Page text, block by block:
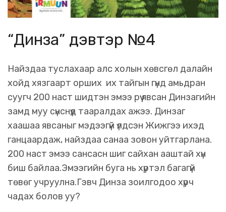
“Динза” дэвтэр №4
Найздаа туслахаар алс холын хөвсгөл далайн
хойд хязгаарт орших их тайгын гүнд амьдран
суугч 200 наст шидтэн эмээ рүү явсан Динзагийн
замд муу сүнснүүд тааралдах ажээ. Динзаг
хаашаа явсаныг мэдээгүй үлдсэн Жижгээ ихэд
ганцаардаж, найздаа санаа зовон уйтгарлана.
200 наст эмээ сансасн шиг сайхан ааштай хүн
биш байлаа.Эмээгийн буга нь хүртэл багагүй
төвөг учруулна.Гэвч Динза зоилгодоо хүрч
чадах болов уу?